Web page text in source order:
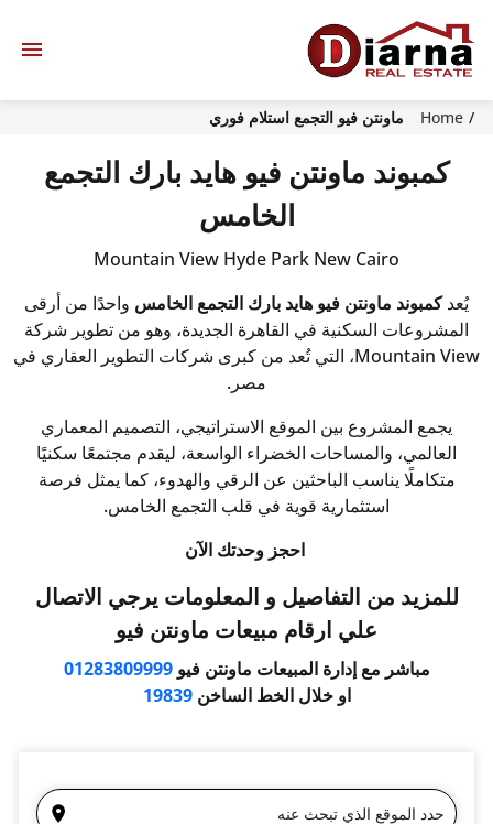
Home ماونتن فيو التجمع استلام فوري
كمبوند ماونتن فيو هايد بارك التجمع
الخامس
Mountain View Hyde Park New Cairo
يُعدكمبوند ماونتن فيو هايد بارك التجمع الخامس واحدًا من أرقى
المشروعات السكنية في القاهرة الجديدة، وهو من تطوير شركة
Mountain View، التي تُعد من كبرى شركات التطوير العقاري في
مصر.
يجمع المشروع بين الموقع الاستراتيجي، التصميم المعماري
العالمي، والمساحات الخضراء الواسعة، ليقدم مجتمعًا سكنيًا
متكاملًا يناسب الباحثين عن الرقي والهدوء، كما يمثل فرصة
استثمارية قوية في قلب التجمع الخامس.
احجز وحدتك الآن
للمزيد من التفاصيل و المعلومات يرجي الاتصال
علي ارقام مبيعات ماونتن فيو
مباشر مع إدارة المبيعات ماونتن فيو01283809999
او خلال الخط الساخن19839